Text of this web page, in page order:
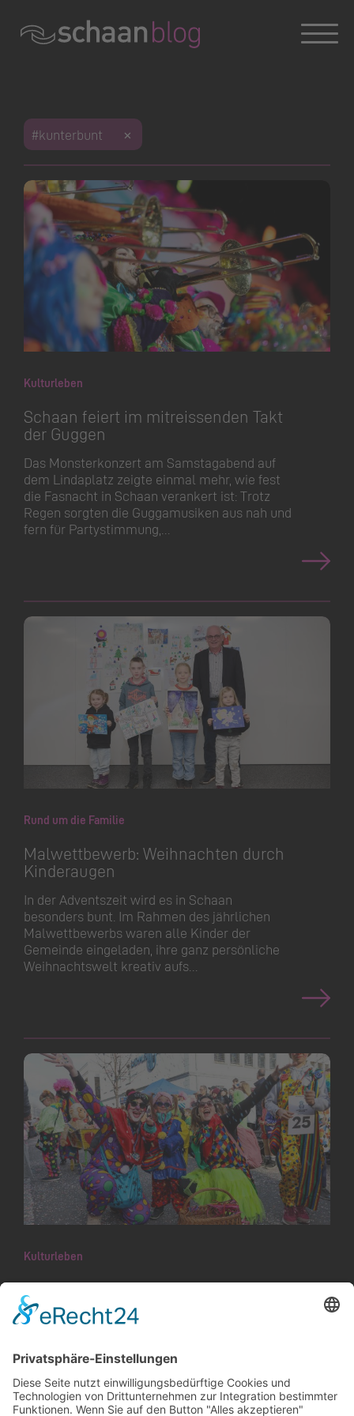
#kunterbunt
Kulturleben
Schaan feiert im mitreissenden Takt
der Guggen
Das Monsterkonzert am Samstagabend auf
dem Lindaplatz zeigte einmal mehr, wie fest
die Fasnacht in Schaan verankert ist: Trotz
Regen sorgten die Guggamusiken aus nah und
fern für Partystimmung,…
Rund um die Familie
Malwettbewerb: Weihnachten durch
Kinderaugen
In der Adventszeit wird es in Schaan
besonders bunt. Im Rahmen des jährlichen
Malwettbewerbs waren alle Kinder der
Gemeinde eingeladen, ihre ganz persönliche
Weihnachtswelt kreativ aufs…
Kulturleben
Fasnachts­hochburg lädt zum
Verrücktsein ein
schon bunt in Schaan. Die Guggamusiken
stehen in den Startlöchern, um für gute Laune
zu sorgen und allen Anhängerinnen und
Anhängern der…